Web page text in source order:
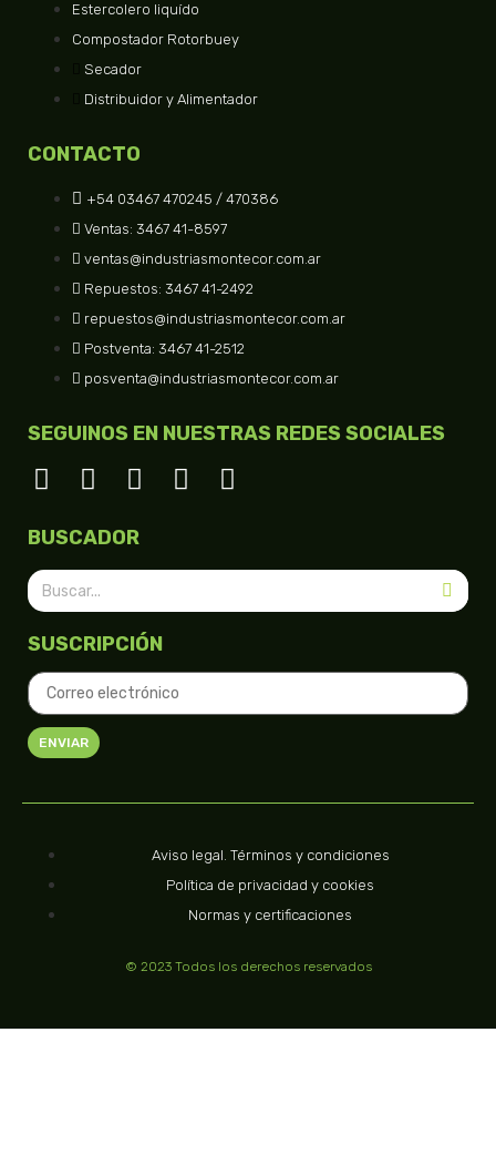
Estercolero liquído
Compostador Rotorbuey
Secador
Distribuidor y Alimentador
CONTACTO
+54 03467 470245 / 470386
Ventas: 3467 41-8597
ventas@industriasmontecor.com.ar
Repuestos: 3467 41-2492
repuestos@industriasmontecor.com.ar
Postventa: 3467 41-2512
posventa@industriasmontecor.com.ar
SEGUINOS EN NUESTRAS REDES SOCIALES
BUSCADOR
SUSCRIPCIÓN
ENVIAR
Aviso legal. Términos y condiciones
Política de privacidad y cookies
Normas y certificaciones
© 2023 Todos los derechos reservados